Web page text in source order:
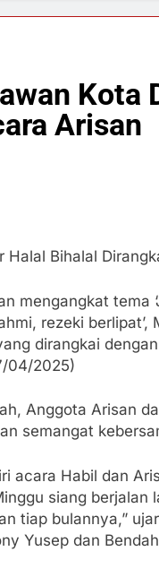
Kota
Arisan
Halal Bihalal
mengangkat tema
rezeki berlipat’,
dirangkai
04/2025)
Anggota Arisan
semangat
acara Habil dan
siang berjalan
tiap bulannya,”
Yusep dan